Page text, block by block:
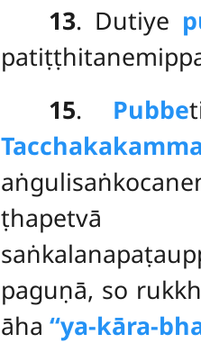
13. Dutiye
15. Pubbe
paguṇā, so
āha ‘‘ya-kāra-